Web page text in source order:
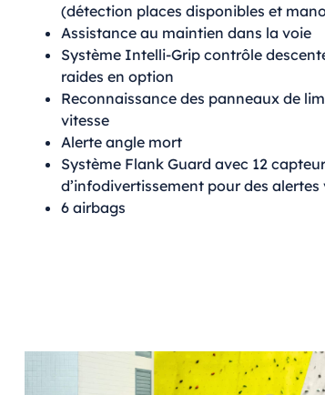
(détection places disponibles et
Assistance au maintien dans la voie
Système Intelli-Grip contrôle
raides en option
Reconnaissance des panneaux de
vitesse
Alerte angle mort
Système Flank Guard avec 12
d’infodivertissement pour des alertes
6 airbags